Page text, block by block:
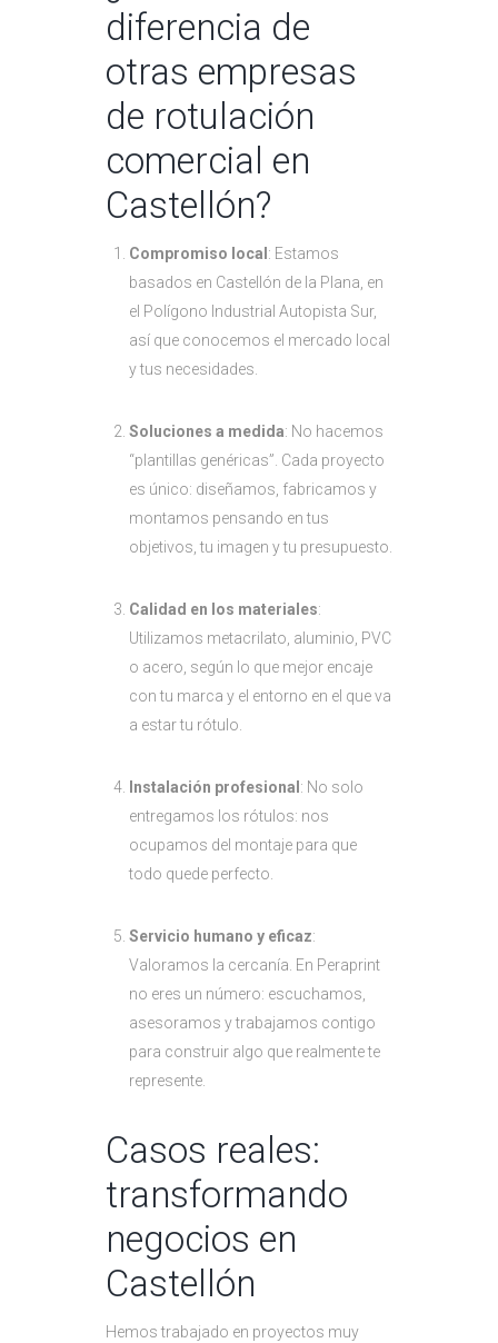
diferencia de
otras empresas
de rotulación
comercial en
Castellón?
Compromiso local : Estamos
basados en Castellón de la Plana, en
el Polígono Industrial Autopista Sur,
así que conocemos el mercado local
y tus necesidades.
Soluciones a medida: No hacemos
“plantillas genéricas”. Cada proyecto
es único: diseñamos, fabricamos y
montamos pensando en tus
objetivos, tu imagen y tu presupuesto.
Calidad en los materiales:
Utilizamos metacrilato, aluminio, PVC
o acero, según lo que mejor encaje
con tu marca y el entorno en el que va
a estar tu rótulo.
Instalación profesional : No solo
entregamos los rótulos: nos
ocupamos del montaje para que
todo quede perfecto.
Servicio humano y eficaz:
Valoramos la cercanía. En Peraprint
no eres un número: escuchamos,
asesoramos y trabajamos contigo
para construir algo que realmente te
represente.
Casos reales:
transformando
negocios en
Castellón
Hemos trabajado en proyectos muy